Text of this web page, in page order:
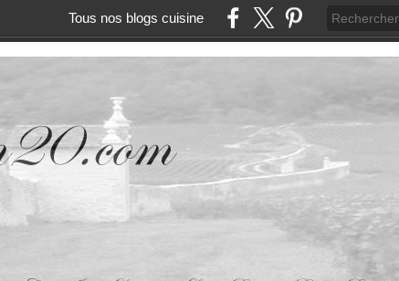
Tous nos blogs cuisine